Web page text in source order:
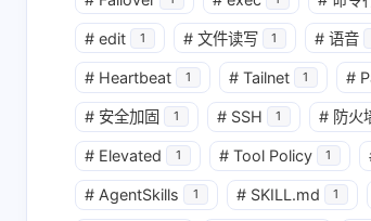
互动
最新评论
# edit 1 # 文件读写 1 # 语音
# Heartbeat 1 # Tailnet 1 #
# 安全加固 1 # SSH 1 # 防火
# Elevated 1 # Tool Policy 1
# AgentSkills 1 # SKILL.md 1